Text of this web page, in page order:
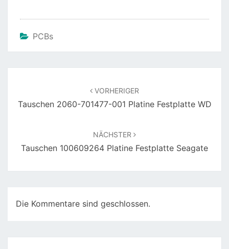
PCBs
VORHERIGER
Tauschen 2060-701477-001 Platine Festplatte WD
NÄCHSTER
Tauschen 100609264 Platine Festplatte Seagate
Die Kommentare sind geschlossen.